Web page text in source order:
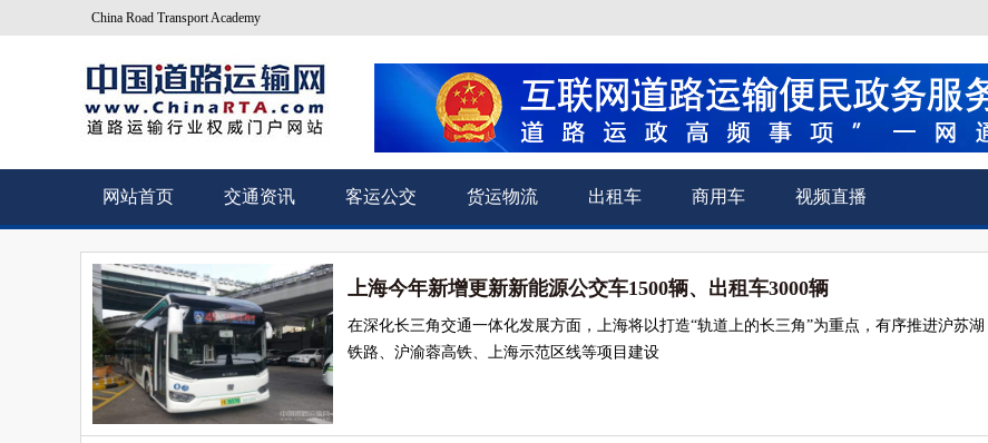
China Road Transport Academy
网站首页 交通资讯 客运公交 货运物流 出租车 商用车 视频直播
上海今年新增更新新能源公交车1500辆、出租车3000辆
在深化长三角交通一体化发展方面，上海将以打造“轨道上的长三角”为重点，有序推进沪苏湖
铁路、沪渝蓉高铁、上海示范区线等项目建设